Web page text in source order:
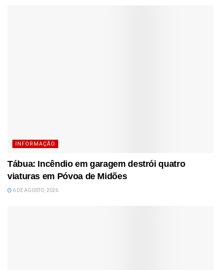
INFORMAÇÃO
Tábua: Incêndio em garagem destrói quatro
viaturas em Póvoa de Midões
6 DE AGOSTO, 2026